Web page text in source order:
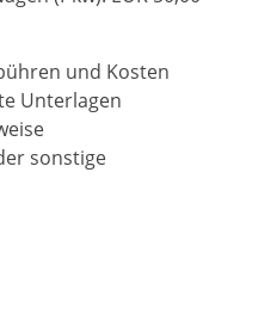
und Kosten
Unterlagen
sonstige